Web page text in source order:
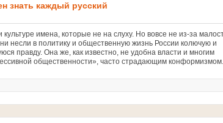
знать каждый русский
культуре имена, которые не на слуху. Но вовсе не из-за
несли в политику и общественную жизнь России колючую и
правду. Она же, как известно, не удобна власти и многим
общественности», часто страдающим